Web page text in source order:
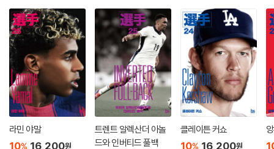
라민 야말
10% 16,200원
트렌트 알렉산더 아놀
드와 인버티드 풀백
클레이튼 커쇼
10% 16,200원